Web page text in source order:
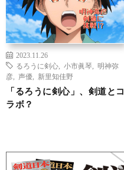
2023.11.26
るろうに剣心
小市眞琴
明神弥
彦
声優 新里知佳野
「るろうに剣心」、剣道とコ
ラボ？